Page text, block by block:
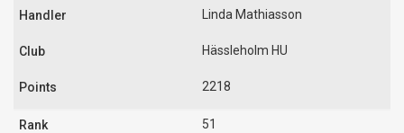
Linda Mathiasson
Hässleholm HU
2218
51